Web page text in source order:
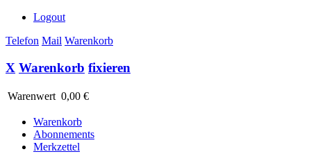
Logout
Telefon Mail Warenkorb
X Warenkorb fixieren
Warenwert 0,00 €
Warenkorb
Abonnements
Merkzettel